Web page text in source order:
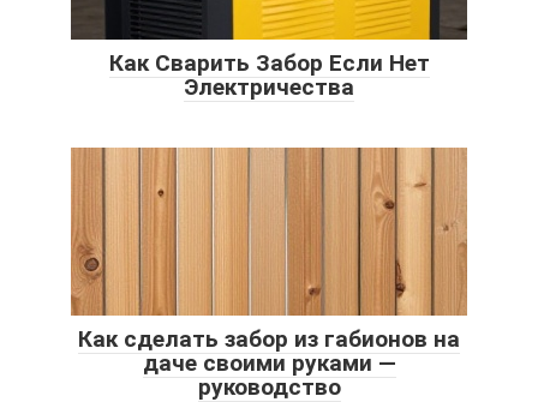
Как Сварить Забор Если Нет
Электричества
Как сделать забор из габионов на
даче своими руками —
руководство